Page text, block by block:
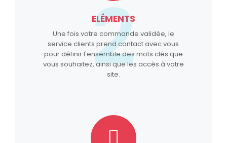
ELÉMENTS
Une fois votre commande validée, le
service clients prend contact avec vous
pour définir l'ensemble des mots clés que
vous souhaitez, ainsi que les accès à votre
site.
2